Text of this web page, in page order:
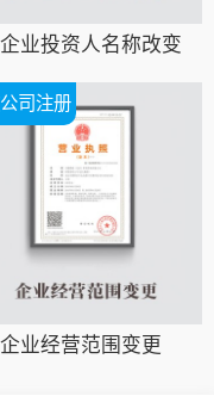
业投资人名称改变
司注册
业经营范围变更